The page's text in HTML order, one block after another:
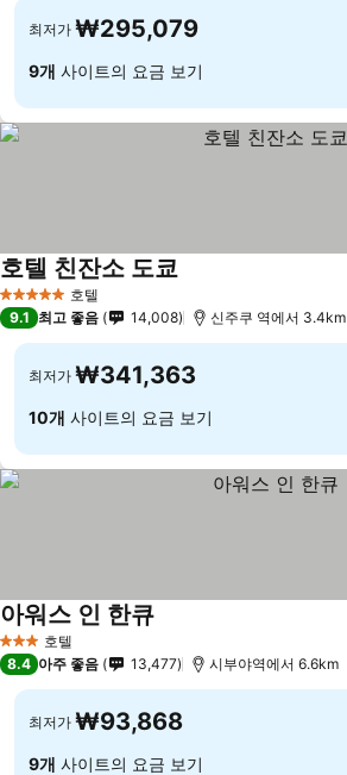
최저가 ₩295,079
9개 사이트의 요금 보기
5 성급 호텔
호텔 친잔소 도쿄
9.1 최고 좋음 14,008 신주쿠 역에서 3.4km
최저가 ₩341,363
10개 사이트의 요금 보기
3 성급 호텔
아워스 인 한큐
8.4 아주 좋음 13,477 시부야역에서 6.6km
최저가 ₩93,868
9개 사이트의 요금 보기